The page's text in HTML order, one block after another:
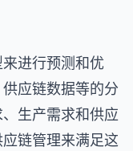
进行预测和优
应链数据等的分
生产需求和供应
链管理来满足这